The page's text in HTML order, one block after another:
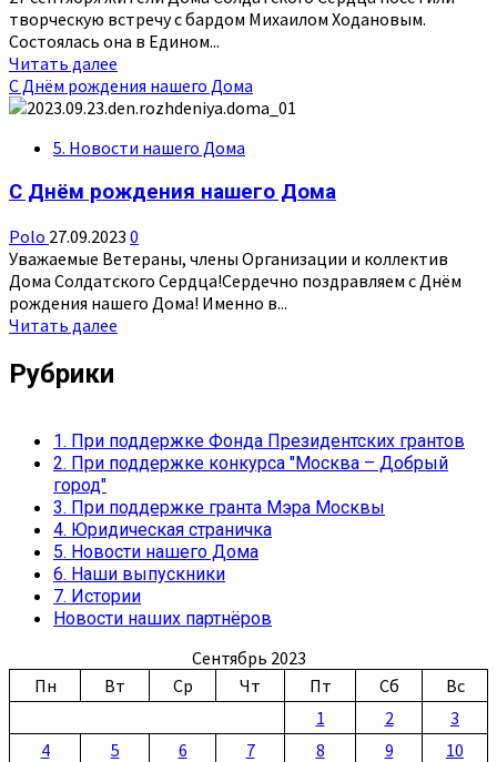
творческую встречу с бардом Михаилом Ходановым.
Состоялась она в Едином...
Читать далее
больше
о
есть
спеть,
перед
Всевышним
C Днём рождения нашего Дома
5. Новости нашего Дома
C Днём рождения нашего Дома
Polo 27.09.2023 0
Уважаемые Ветераны, члены Организации и коллектив
Дома Солдатского Сердца!Сердечно поздравляем с Днём
рождения нашего Дома! Именно в...
Читать далее
рождения
нашего
Дома
Рубрики
1. При поддержке Фонда Президентских грантов
2. При поддержке конкурса "Москва – Добрый
город"
3. При поддержке гранта Мэра Москвы
4. Юридическая страничка
5. Новости нашего Дома
6. Наши выпускники
7. Истории
Новости наших партнёров
Сентябрь 2023
Пн
Вт Ср Чт Пт Сб
Вс
1
2
3
4
5 6 7 8 9
10